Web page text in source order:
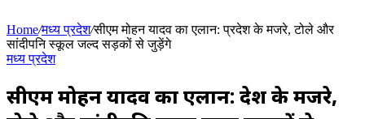
Home/मध्य प्रदेश/सीएम मोहन यादव का एलान: प्रदेश के मजरे, टोले और
सांदीपनि स्कूल जल्द सड़कों से जुड़ेंगे
मध्य प्रदेश
सीएम मोहन यादव का एलान: प्रदेश के मजरे,